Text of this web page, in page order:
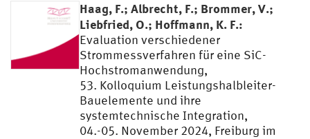
Haag, F.; Albrecht, F.; Brommer, V.;
Liebfried, O.; Hoffmann, K. F.:
Evaluation verschiedener
Strommessverfahren für eine SiC-
Hochstromanwendung,
53. Kolloquium Leistungshalbleiter-
Bauelemente und ihre
systemtechnische Integration,
04.-05. November 2024, Freiburg im